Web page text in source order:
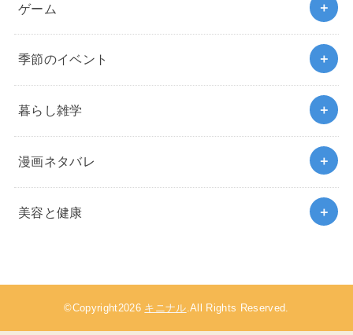
ゲーム
季節のイベント
暮らし雑学
漫画ネタバレ
美容と健康
©Copyright2026 キニナル .All Rights Reserved.